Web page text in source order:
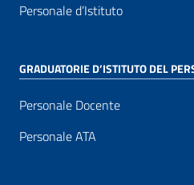
Personale d’Istituto
GRADUATORIE D’ISTITUTO DEL
Personale Docente
Personale ATA